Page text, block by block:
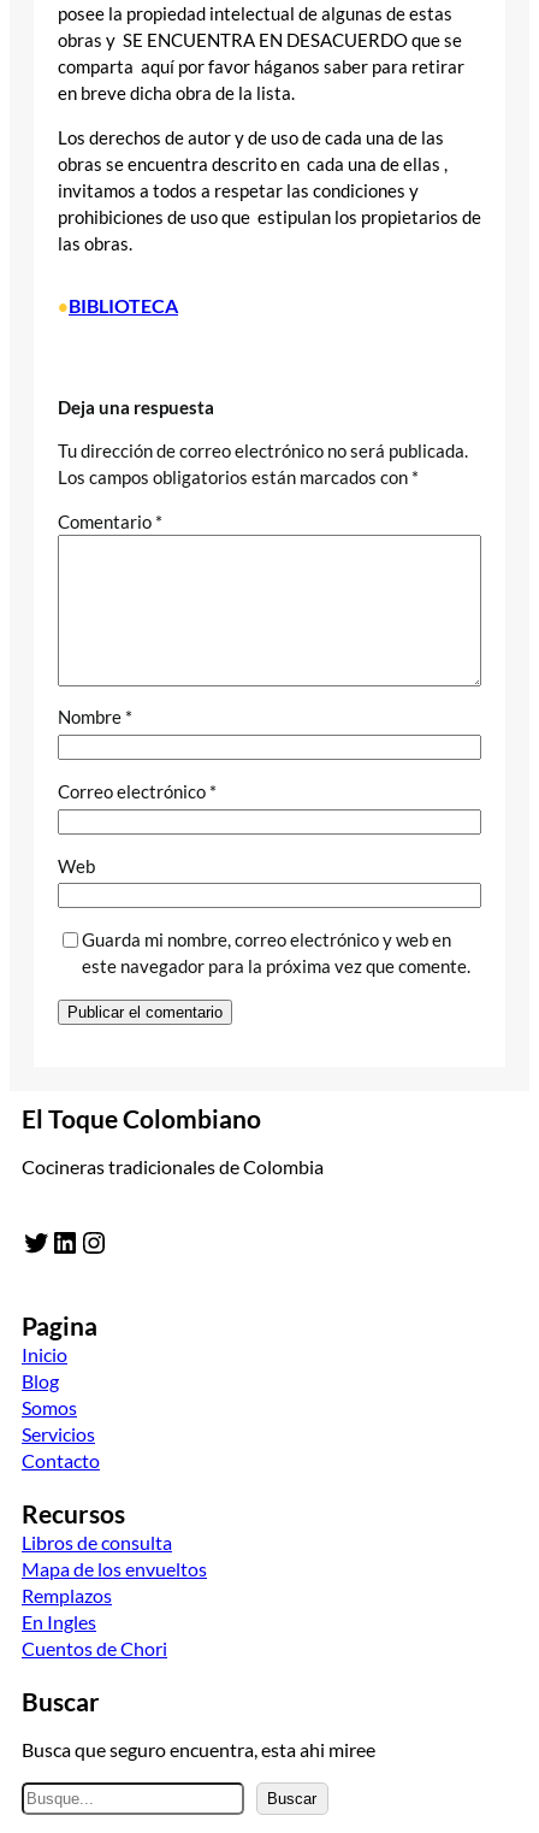
posee la propiedad intelectual de algunas de estas
obras y SE ENCUENTRA EN DESACUERDO que se
comparta aquí por favor háganos saber para retirar
en breve dicha obra de la lista.
Los derechos de autor y de uso de cada una de las
obras se encuentra descrito en cada una de ellas ,
invitamos a todos a respetar las condiciones y
prohibiciones de uso que estipulan los propietarios de
las obras.
•BIBLIOTECA
Deja una respuesta
Tu dirección de correo electrónico no será publicada.
Los campos obligatorios están marcados con *
Comentario *
Nombre *
Correo electrónico *
Web
Guarda mi nombre, correo electrónico y web en
este navegador para la próxima vez que comente.
El Toque Colombiano
Cocineras tradicionales de Colombia
Twitter LinkedIn Instagram
Pagina
Inicio
Blog
Somos
Servicios
Contacto
Recursos
Libros de consulta
Mapa de los envueltos
Remplazos
En Ingles
Cuentos de Chori
Buscar
Busca que seguro encuentra, esta ahi miree
B
u
Buscar